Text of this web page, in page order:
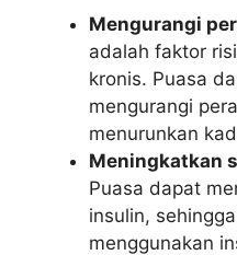
Mengurangi
adalah faktor
kronis. Puasa
mengurangi
menurunkan
Meningkatkan
Puasa dapat
insulin,
menggunakan